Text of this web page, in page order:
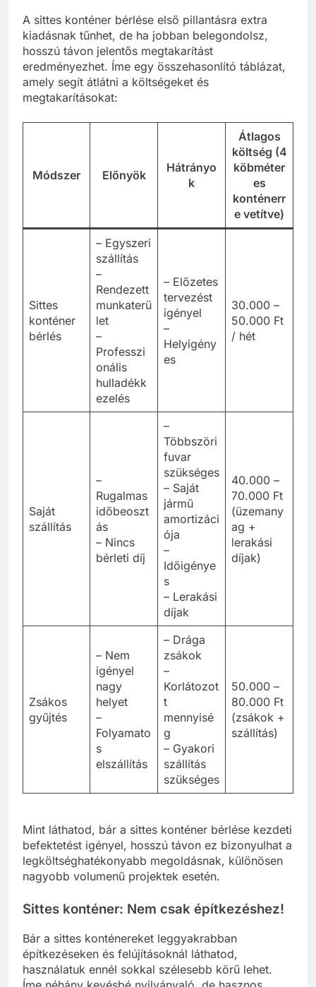
A sittes konténer bérlése első pillantásra extra
kiadásnak tűnhet, de ha jobban belegondolsz,
hosszú távon jelentős megtakarítást
eredményezhet. Íme egy összehasonlító táblázat,
amely segít átlátni a költségeket és
megtakarításokat:
Módszer Előnyök
Hátrányo
k
Átlagos
költség (4
köbméter
es
konténerr
e vetítve)
Sittes
konténer
bérlés
– Egyszeri
szállítás
–
Rendezett
munkaterü
let
–
Professzi
onális
hulladékk
ezelés
– Előzetes
tervezést
igényel
–
Helyigény
es
30.000 –
50.000 Ft
/ hét
Saját
szállítás
–
Rugalmas
időbeoszt
ás
– Nincs
bérleti díj
–
Többszöri
fuvar
szükséges
– Saját
jármű
amortizáci
ója
–
Időigénye
s
– Lerakási
díjak
40.000 –
70.000 Ft
(üzemany
ag +
lerakási
díjak)
Zsákos
gyűjtés
– Nem
igényel
nagy
helyet
–
Folyamato
s
elszállítás
– Drága
zsákok
–
Korlátozot
t
mennyisé
g
– Gyakori
szállítás
szükséges
50.000 –
80.000 Ft
(zsákok +
szállítás)
Mint láthatod, bár a sittes konténer bérlése kezdeti
befektetést igényel, hosszú távon ez bizonyulhat a
legköltséghatékonyabb megoldásnak, különösen
nagyobb volumenű projektek esetén.
Sittes konténer: Nem csak építkezéshez!
Bár a sittes konténereket leggyakrabban
építkezéseken és felújításoknál láthatod,
használatuk ennél sokkal szélesebb körű lehet.